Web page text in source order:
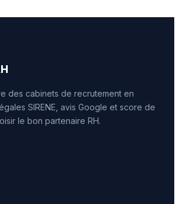
des cabinets de recrutement en
SIRENE, avis Google et score de
le bon partenaire RH.